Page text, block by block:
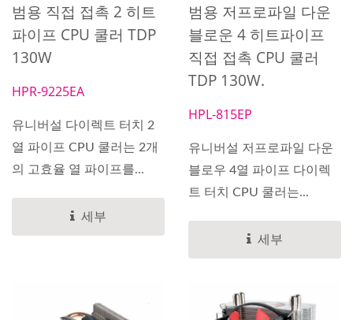
범용 직접 접촉 2 히트
파이프 CPU 쿨러 TDP
130W
HPR-9225EA
유니버설 다이렉트 터치 2
열 파이프 CPU 쿨러는 2개
의 고효율 열 파이프를...
세부
범용 저프로파일 다운
블로운 4 히트파이프
직접 접촉 CPU 쿨러
TDP 130W.
HPL-815EP
유니버설 저프로파일 다운
블로우 4열 파이프 다이렉
트 터치 CPU 쿨러는...
세부